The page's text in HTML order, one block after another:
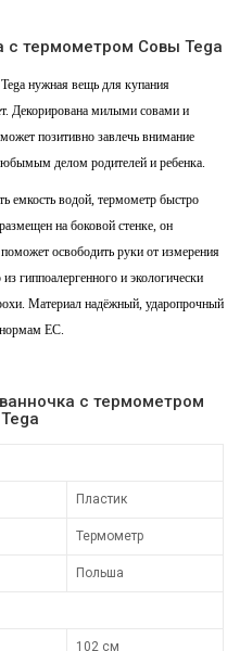
с термометром Совы Tega
нужная вещь для купания
Декорирована милыми совами и
позитивно завлечь внимание
делом родителей и ребенка.
емкость водой, термометр быстро
на боковой стенке, он
освободить руки от измерения
гиппоалергенного и экологически
Материал надёжный, ударопрочный
нормам ЕС.
с термометром
Пластик
Термометр
Польша
102 см